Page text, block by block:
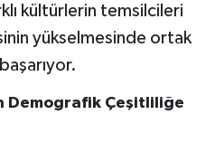
kültürlerin temsilcileri
yükselmesinde ortak
Demografik Çeşitliliğe